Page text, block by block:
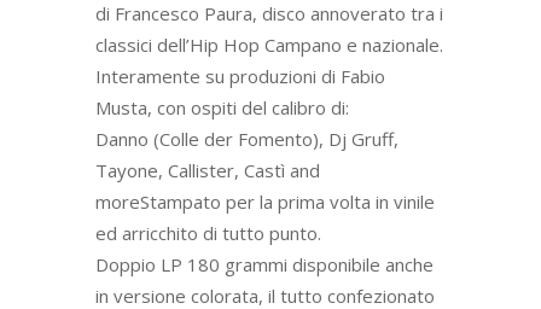
di Francesco Paura, disco annoverato tra i
classici dell’Hip Hop Campano e nazionale.
Interamente su produzioni di Fabio
Musta, con ospiti del calibro di:
Danno (Colle der Fomento), Dj Gruff,
Tayone, Callister, Castì and
moreStampato per la prima volta in vinile
ed arricchito di tutto punto.
Doppio LP 180 grammi disponibile anche
in versione colorata, il tutto confezionato